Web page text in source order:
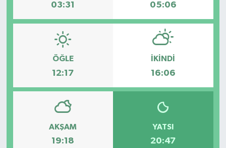
03:31 05:06
ÖĞLE
12:17
İKINDI
16:06
AKŞAM
19:18
YATSI
20:47
DÜNYA
ROPORTAJ
MAGAZİN
MEDYA